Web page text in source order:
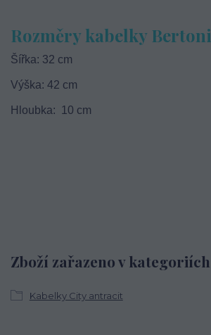
Rozměry kabelky Bertoni
Šířka: 32 cm
Výška: 42 cm
Hloubka: 10 cm
Zboží zařazeno v kategoriích
Kabelky City antracit